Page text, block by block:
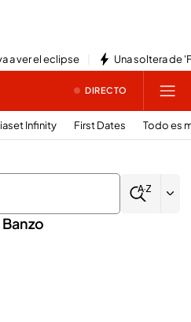
a ver el eclipse Una soltera de
DIRECTO
Infinity First Dates Todo es